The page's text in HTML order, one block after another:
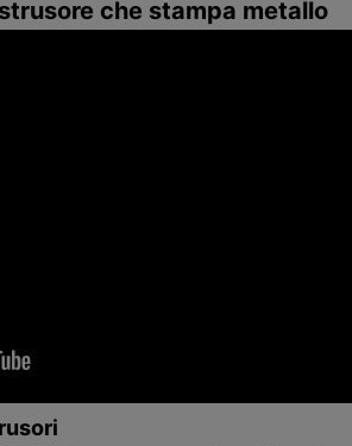
che stampa metallo